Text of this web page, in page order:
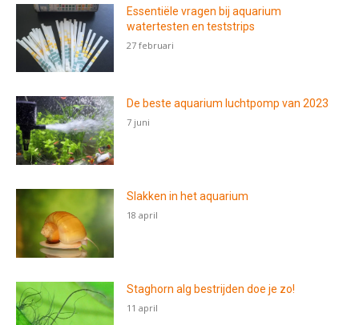
Essentiële vragen bij aquarium
watertesten en teststrips
27 februari
De beste aquarium luchtpomp van 2023
7 juni
Slakken in het aquarium
18 april
Staghorn alg bestrijden doe je zo!
11 april